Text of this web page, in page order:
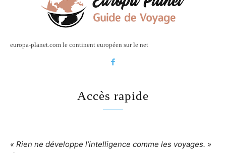
europa-planet.com le continent européen sur le net
Accès rapide
« Rien ne développe l’intelligence comme les voyages. »